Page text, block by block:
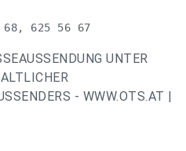
625 56 67
UNTER
- WWW.OTS.AT |